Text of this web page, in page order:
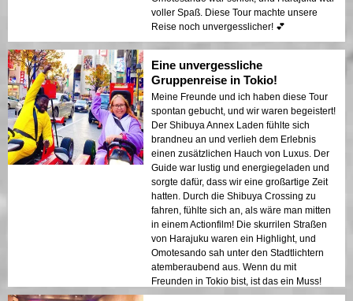
voller Spaß. Diese Tour machte unsere
Reise noch unvergesslicher! 💕
Eine unvergessliche
Gruppenreise in Tokio!
Meine Freunde und ich haben diese Tour
spontan gebucht, und wir waren begeistert!
Der Shibuya Annex Laden fühlte sich
brandneu an und verlieh dem Erlebnis
einen zusätzlichen Hauch von Luxus. Der
Guide war lustig und energiegeladen und
sorgte dafür, dass wir eine großartige Zeit
hatten. Durch die Shibuya Crossing zu
fahren, fühlte sich an, als wäre man mitten
in einem Actionfilm! Die skurrilen Straßen
von Harajuku waren ein Highlight, und
Omotesando sah unter den Stadtlichtern
atemberaubend aus. Wenn du mit
Freunden in Tokio bist, ist das ein Muss!